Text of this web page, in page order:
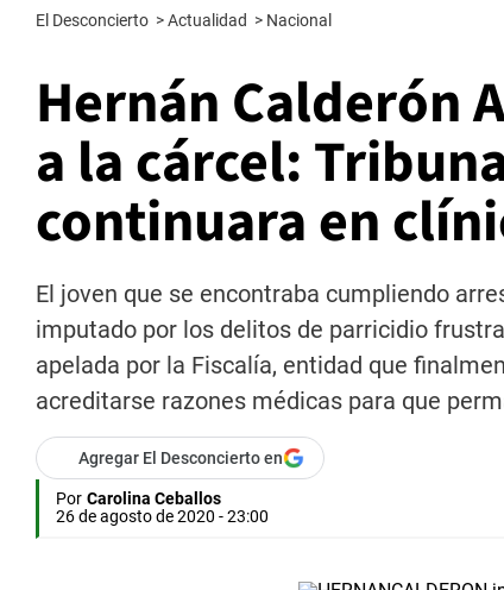
El Desconcierto >Actualidad > Nacional
Hernán Calderón
a la cárcel:
continuara en
El joven que se encontraba cumpliendo
imputado por los delitos de parricidio
apelada por la Fiscalía, entidad que
acreditarse razones médicas para que
Agregar El Desconcierto en
Por Carolina Ceballos
26 de agosto de 2020 - 23:00